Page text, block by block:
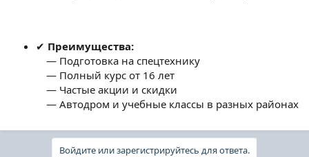
✔ Преимущества:
— Подготовка на спецтехнику
— Полный курс от 16 лет
— Частые акции и скидки
— Автодром и учебные классы в разных районах
Войдите или зарегистрируйтесь для ответа.